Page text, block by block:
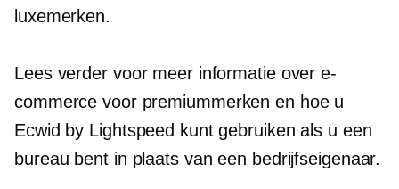
luxemerken.
Lees verder voor meer informatie over e-
commerce voor premiummerken en hoe u
Ecwid by Lightspeed kunt gebruiken als u een
bureau bent in plaats van een bedrijfseigenaar.